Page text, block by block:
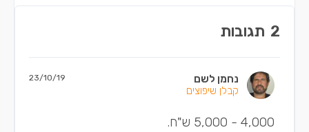
2 תגובות
נחמן לשם
קבלן שיפוצים
23/10/19
4,000 - 5,000 ש"ח.